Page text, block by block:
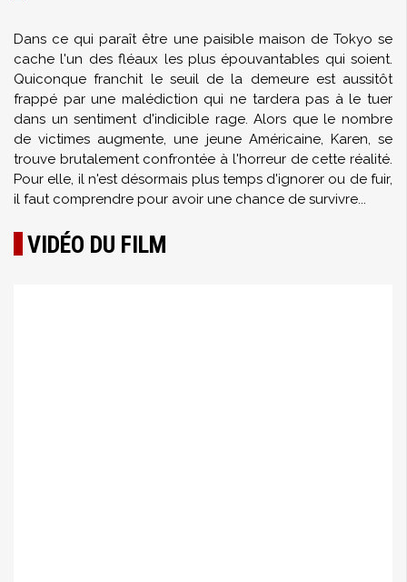
Dans ce qui paraît être une paisible maison de Tokyo se
cache l'un des fléaux les plus épouvantables qui soient.
Quiconque franchit le seuil de la demeure est aussitôt
frappé par une malédiction qui ne tardera pas à le tuer
dans un sentiment d'indicible rage. Alors que le nombre
de victimes augmente, une jeune Américaine, Karen, se
trouve brutalement confrontée à l'horreur de cette réalité.
Pour elle, il n'est désormais plus temps d'ignorer ou de fuir,
il faut comprendre pour avoir une chance de survivre...
VIDÉO DU FILM